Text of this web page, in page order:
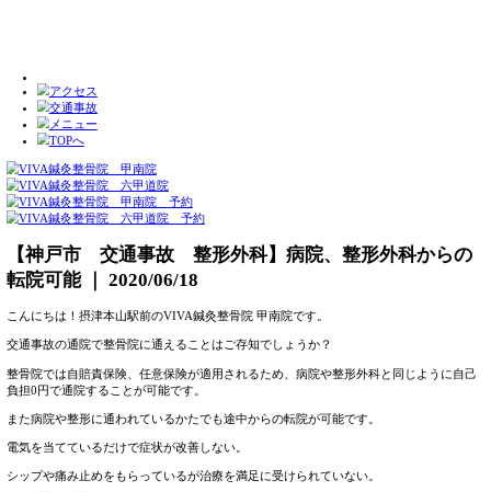
【神戸市 交通事故 整形外科】病院、
転院可能 ｜ 2020/06/18
こんにちは！摂津本山駅前のVIVA鍼灸整骨院 甲南院です。